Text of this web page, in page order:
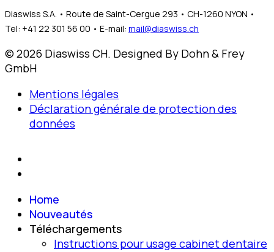
Diaswiss S.A. • Route de Saint-Cergue 293 • CH-1260 NYON •
Tel: +41 22 301 56 00 • E-mail: mail@diaswiss.ch
© 2026 Diaswiss CH. Designed By Dohn & Frey
GmbH
Mentions légales
Déclaration générale de protection des
données
Home
Nouveautés
Téléchargements
Instructions pour usage cabinet dentaire